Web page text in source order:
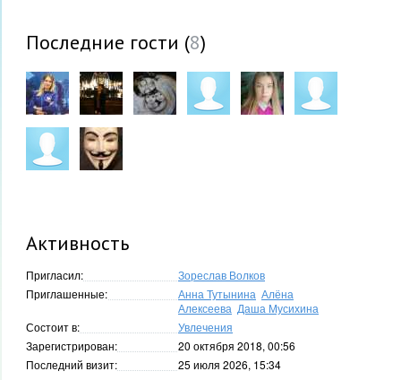
Последние гости (8)
Активность
Пригласил:
Зореслав Волков
Приглашенные:
Анна Тутынина Алёна
Алексеева Даша Мусихина
Состоит в:
Увлечения
Зарегистрирован:
20 октября 2018, 00:56
Последний визит:
25 июля 2026, 15:34